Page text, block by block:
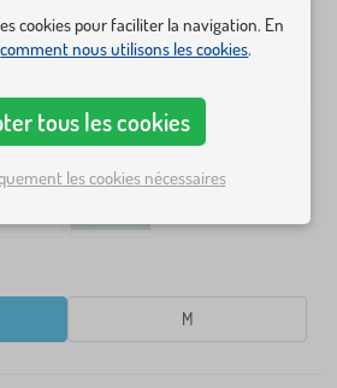
M
cookies pour faciliter la navigation. En
comment nous utilisons les cookies.
tous les cookies
les cookies nécessaires